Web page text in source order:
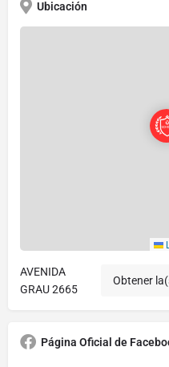
Ubicación
AVENIDA
GRAU 2665
Obtener
Página Oficial de